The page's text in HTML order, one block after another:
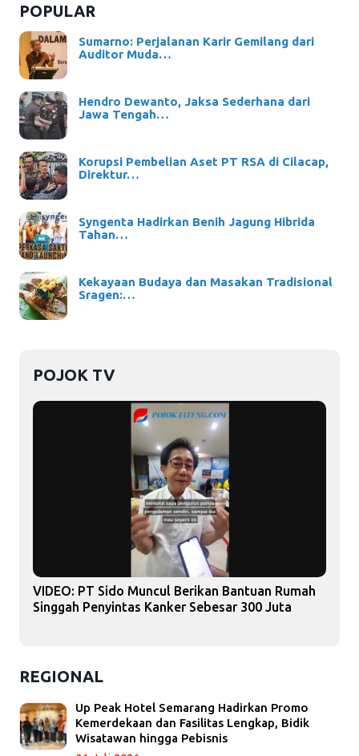
POPULAR
Sumarno: Perjalanan Karir Gemilang dari
Auditor Muda…
Hendro Dewanto, Jaksa Sederhana dari
Jawa Tengah…
Korupsi Pembelian Aset PT RSA di Cilacap,
Direktur…
Syngenta Hadirkan Benih Jagung Hibrida
Tahan…
Kekayaan Budaya dan Masakan Tradisional
Sragen:…
POJOK TV
VIDEO: PT Sido Muncul Berikan Bantuan Rumah
Singgah Penyintas Kanker Sebesar 300 Juta
REGIONAL
Up Peak Hotel Semarang Hadirkan Promo
Kemerdekaan dan Fasilitas Lengkap, Bidik
Wisatawan hingga Pebisnis